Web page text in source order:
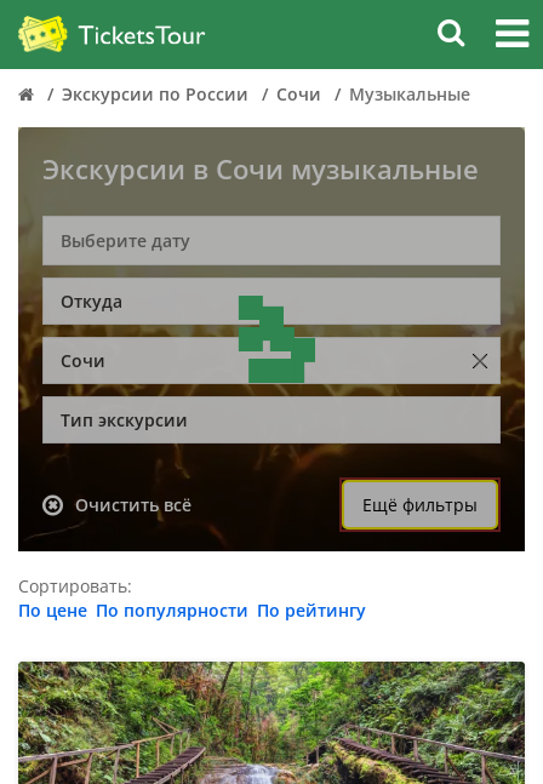
Экскурсии по России Сочи Музыкальные
Экскурсии в Сочи музыкальные
Откуда
Сочи
Тип экскурсии
Очистить всё Ещё фильтры
Сортировать:
По цене По популярности По рейтингу